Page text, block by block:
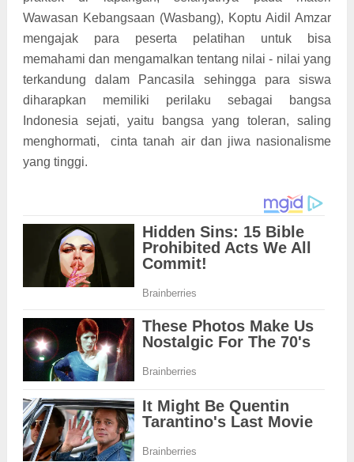
Wawasan Kebangsaan (Wasbang), Koptu Aidil Amzar
mengajak para peserta pelatihan untuk bisa
memahami dan mengamalkan tentang nilai - nilai yang
terkandung dalam Pancasila sehingga para siswa
diharapkan memiliki perilaku sebagai bangsa
Indonesia sejati, yaitu bangsa yang toleran, saling
menghormati, cinta tanah air dan jiwa nasionalisme
yang tinggi.